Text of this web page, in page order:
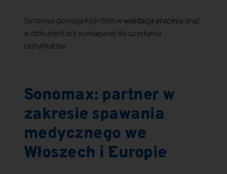
Sonomax pomaga klientom w walidacja procesu oraz
w dokumentacji wymaganej do uzyskania
certyfikatów.
Sonomax: partner w
zakresie spawania
medycznego we
Włoszech i Europie